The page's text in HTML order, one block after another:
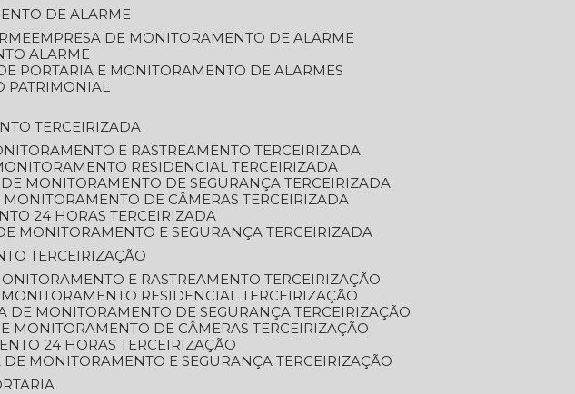
DE ALARME
EMPRESA DE MONITORAMENTO DE ALARME
ALARME
DE PORTARIA E MONITORAMENTO DE ALARMES
PATRIMONIAL
TERCEIRIZADA
E RASTREAMENTO TERCEIRIZADA
RESIDENCIAL TERCEIRIZADA
DE MONITORAMENTO DE SEGURANÇA TERCEIRIZADA
MONITORAMENTO DE CÂMERAS TERCEIRIZADA
24 HORAS TERCEIRIZADA
DE MONITORAMENTO E SEGURANÇA TERCEIRIZADA
TERCEIRIZAÇÃO
E RASTREAMENTO TERCEIRIZAÇÃO
MONITORAMENTO RESIDENCIAL TERCEIRIZAÇÃO
DE MONITORAMENTO DE SEGURANÇA TERCEIRIZAÇÃO
MONITORAMENTO DE CÂMERAS TERCEIRIZAÇÃO
24 HORAS TERCEIRIZAÇÃO
DE MONITORAMENTO E SEGURANÇA TERCEIRIZAÇÃO